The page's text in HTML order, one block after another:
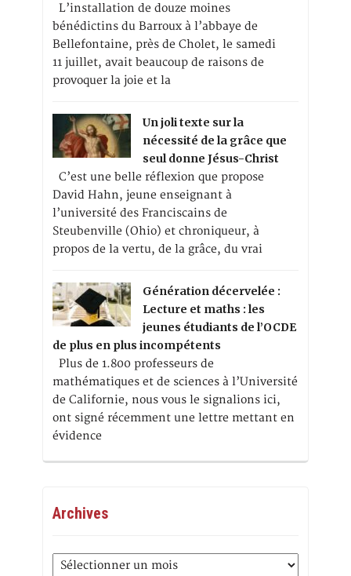
L’installation de douze moines
bénédictins du Barroux à l’abbaye de
Bellefontaine, près de Cholet, le samedi
11 juillet, avait beaucoup de raisons de
provoquer la joie et la
Un joli texte sur la
nécessité de la grâce que
seul donne Jésus-Christ
C’est une belle réflexion que propose
David Hahn, jeune enseignant à
l’université des Franciscains de
Steubenville (Ohio) et chroniqueur, à
propos de la vertu, de la grâce, du vrai
Génération décervelée :
Lecture et maths : les
jeunes étudiants de l’OCDE
de plus en plus incompétents
Plus de 1.800 professeurs de
mathématiques et de sciences à l’Université
de Californie, nous vous le signalions ici,
ont signé récemment une lettre mettant en
évidence
Archives
Archives